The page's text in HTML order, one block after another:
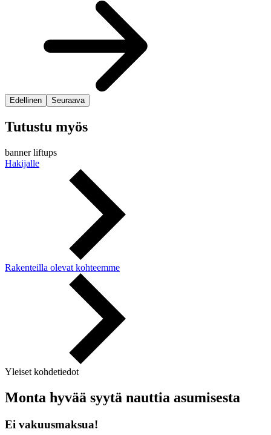
Edellinen Seuraava
Tutustu myös
banner liftups
Hakijalle
Rakenteilla olevat kohteemme
Yleiset kohdetiedot
Monta hyvää syytä nauttia asumisesta
Ei vakuusmaksua!